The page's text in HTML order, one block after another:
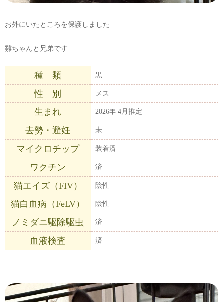
お外にいたところを保護しました
雛ちゃんと兄弟です
種 類 黒
性 別 メス
生まれ 2026年 4月推定
去勢・避妊 未
マイクロチップ 装着済
ワクチン 済
猫エイズ（FIV） 陰性
猫白血病（FeLV） 陰性
ノミダニ駆除駆虫 済
血液検査 済